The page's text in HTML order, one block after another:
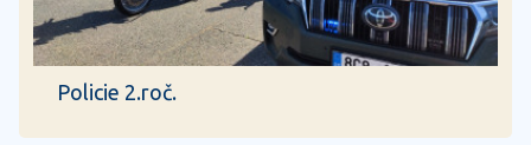
Policie 2.roč.